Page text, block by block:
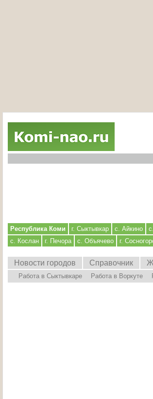
Республика Коми г. Сыктывкар с. Айкино
с. Кослан
г. Печора с. Объячево г.
Новости городов Справочник
Работа в Сыктывкаре Работа в Воркуте